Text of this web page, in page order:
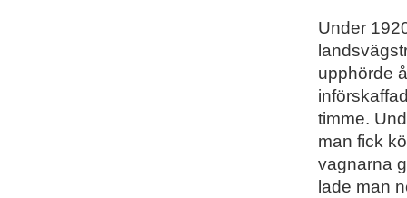
Under
upphörde
timme.
man fick
vagnarna
lade man